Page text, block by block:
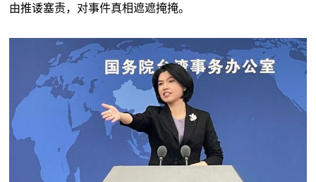
由推诿塞责，对事件真相遮遮掩掩。